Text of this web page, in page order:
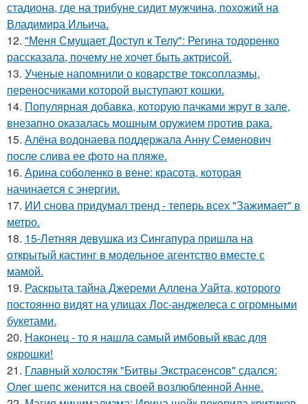
стадиона, где на трибуне сидит мужчина, похожий на
Владимира Ильича.
12. "Меня Смущает Доступ к Телу": Регина тодоренко
рассказала, почему не хочет быть актрисой.
13. Ученые напомнили о коварстве токсоплазмы,
переносчиками которой выступают кошки.
14. Популярная добавка, которую пачками жрут в зале,
внезапно оказалась мощным оружием против рака.
15. Алёна водонаева поддержала Анну Семенович
после слива ее фото на пляже.
16. Арина соболенко в вене: красота, которая
начинается с энергии.
17. ИИ снова придумал тренд - теперь всех "Зажимает" в
метро.
18. 15-Летняя девушка из Сингапура пришла на
открытый кастинг в модельное агентство вместе с
мамой.
19. Раскрыта тайна Джереми Аллена Уайта, которого
постоянно видят на улицах Лос-анджелеса с огромными
букетами.
20. Наконец - то я нашла cамый имбовый кваc для
oкрошки!
21. Главный холостяк "Битвы Экстрасенсов" сдался:
Олег шепс женится на своей возлюбленной Анне.